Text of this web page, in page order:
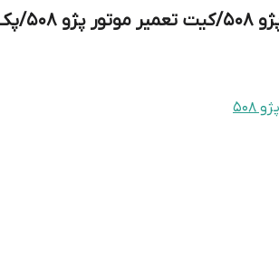
لوازم تعمیر
508